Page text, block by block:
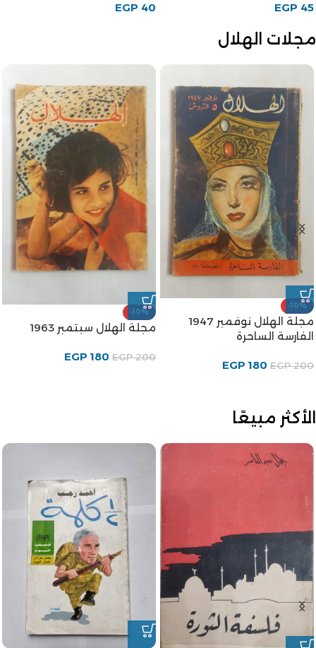
EGP 45
EGP 40
مجلات الهلال
-10%
مجلة الهلال نوفمبر 1947
الفارسة الساحرة
EGP200
EGP 180
-10%
مجلة الهلال سبتمبر 1963
EGP200
EGP 180
الأكثر مبيعًا